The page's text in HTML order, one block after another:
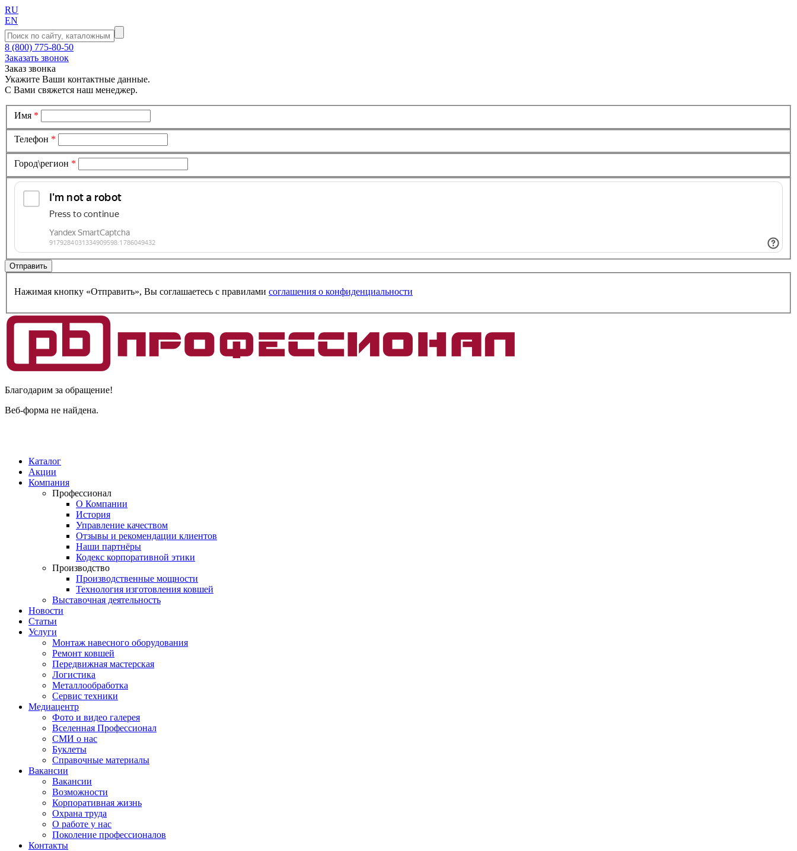
RU
EN
8 (800) 775-80-50
Заказать звонок
Заказ звонка
Укажите Ваши контактные данные.
С Вами свяжется наш менеджер.
Имя *
Телефон *
Город\регион *
Нажимая кнопку «Отправить», Вы соглашаетесь c правилами соглашения о конфиденциальности
Благодарим за обращение!
Веб-форма не найдена.
Каталог
Акции
Компания
Профессионал
О Компании
История
Управление качеством
Отзывы и рекомендации клиентов
Наши партнёры
Кодекс корпоративной этики
Производство
Производственные мощности
Технология изготовления ковшей
Выставочная деятельность
Новости
Статьи
Услуги
Монтаж навесного оборудования
Ремонт ковшей
Передвижная мастерская
Логистика
Металлообработка
Сервис техники
Медиацентр
Фото и видео галерея
Вселенная Профессионал
СМИ о нас
Буклеты
Справочные материалы
Вакансии
Вакансии
Возможности
Корпоративная жизнь
Охрана труда
О работе у нас
Поколение профессионалов
Контакты